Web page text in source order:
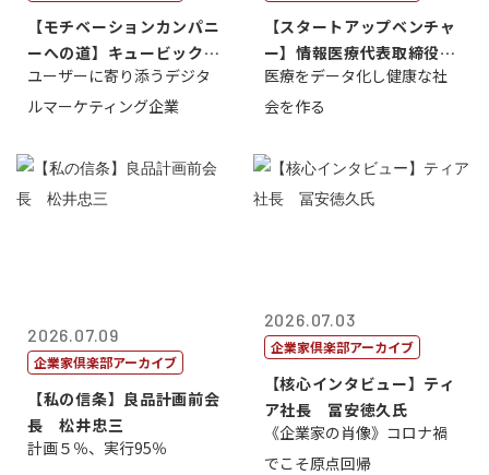
【モチベーションカンパニ
ーへの道】キュービック代
表取締役CE...
ユーザーに寄り添うデジタ
ルマーケティング企業
【スタートアップベンチャ
ー】情報医療代表取締役
原 聖吾
医療をデータ化し健康な社
会を作る
2026.07.09
企業家倶楽部アーカイブ
【私の信条】良品計画前会
長 松井忠三
計画５％、実行95％
2026.07.03
企業家倶楽部アーカイブ
【核心インタビュー】ティ
ア社長 冨安徳久氏
《企業家の肖像》コロナ禍
でこそ原点回帰